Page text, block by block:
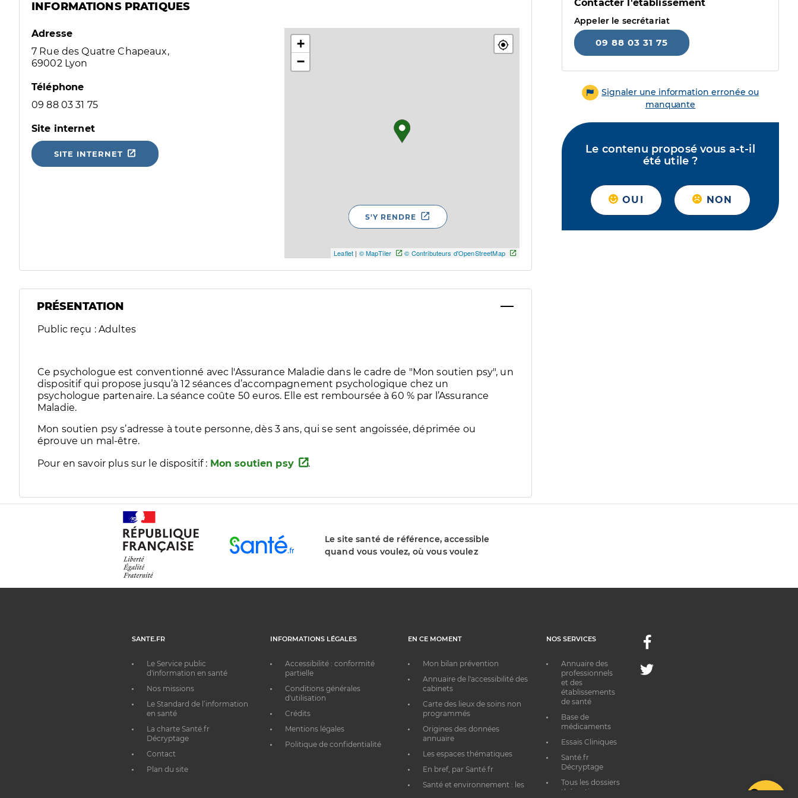
INFORMATIONS PRATIQUES
Adresse
7 Rue des Quatre Chapeaux,
69002 Lyon
Téléphone
09 88 03 31 75
Site internet
SITE INTERNET
+
−
Leaflet | © MapTiler © Contributeurs d'OpenStreetMap
S'Y RENDRE
PRÉSENTATION
Public reçu : Adultes
Ce psychologue est conventionné avec l'Assurance Maladie dans le cadre de "Mon soutien psy", un
dispositif qui propose jusqu’à 12 séances d’accompagnement psychologique chez un
psychologue partenaire. La séance coûte 50 euros. Elle est remboursée à 60 % par l’Assurance
Maladie.
Mon soutien psy s’adresse à toute personne, dès 3 ans, qui se sent angoissée, déprimée ou
éprouve un mal-être.
Pour en savoir plus sur le dispositif : Mon soutien psy .
Contacter l'établissement
Appeler le secrétariat
09 88 03 31 75
Signaler une information erronée ou
manquante
Le contenu proposé vous a-t-il
été utile ?
OUI NON
Le site santé de référence, accessible
quand vous voulez, où vous voulez
SANTE.FR
Le Service public
d'information en santé
Nos missions
Le Standard de l’information
en santé
La charte Santé.fr
Décryptage
Contact
Plan du site
INFORMATIONS LÉGALES
Accessibilité : conformité
partielle
Conditions générales
d'utilisation
Crédits
Mentions légales
Politique de confidentialité
EN CE MOMENT
Mon bilan prévention
Annuaire de l'accessibilité des
cabinets
Carte des lieux de soins non
programmés
Origines des données
annuaire
Les espaces thématiques
En bref, par Santé.fr
Santé et environnement : les
NOS SERVICES
Annuaire des
professionnels
et des
établissements
de santé
Base de
médicaments
Essais Cliniques
Santé.fr
Décryptage
Tous les dossiers
thématiques
Facebook
Twitter